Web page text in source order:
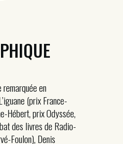
en
(prix France-
Hébert, prix Odyssée,
des livres de Radio-
Foulon), Denis